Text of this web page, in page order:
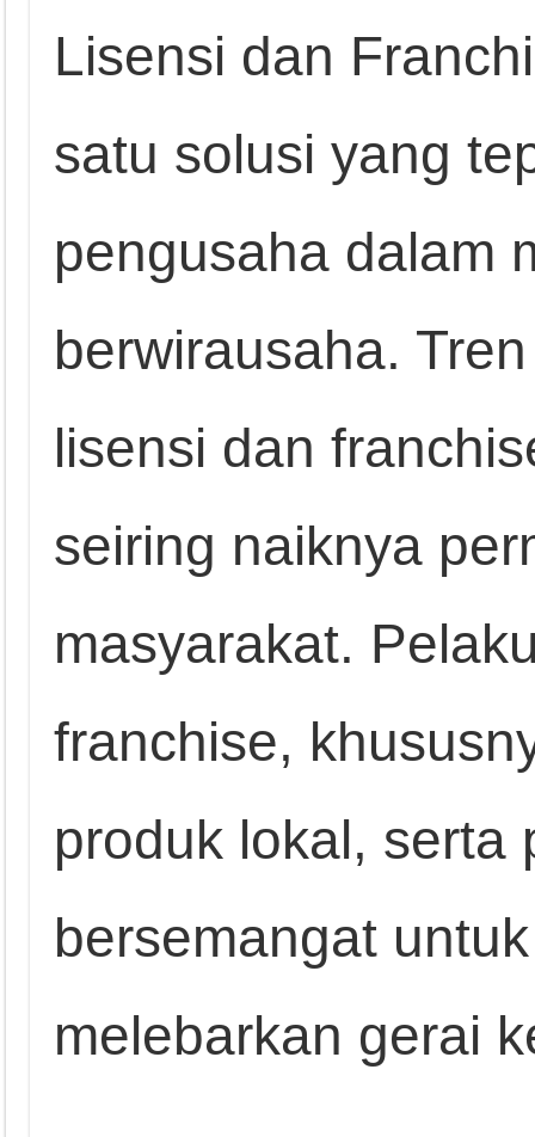
Lisensi dan
satu solusi yang
pengusaha dalam
berwirausaha.
lisensi dan
seiring naiknya
masyarakat.
franchise,
produk lokal, serta
bersemangat
melebarkan gerai